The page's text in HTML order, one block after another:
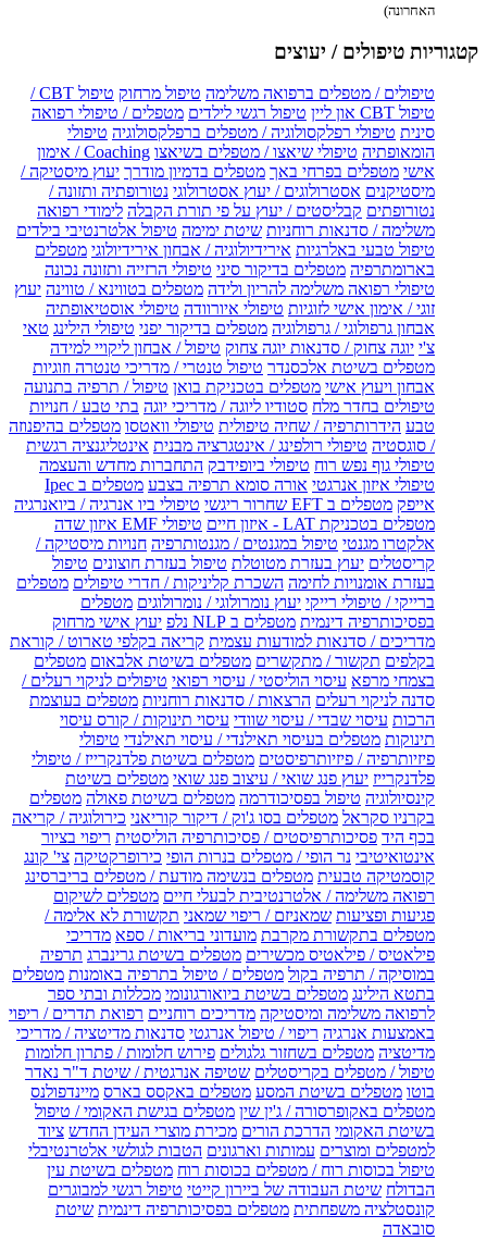
האחרונה)
קטגוריות טיפולים / יעוצים
טיפולים / מטפלים ברפואה משלימה טיפול מרחוק
טיפול CBT /
טיפול CBT און ליין
טיפול רגשי לילדים מטפלים / טיפולי רפואה
סינית טיפולי רפלקסולוגיה / מטפלים ברפלקסולוגיה טיפולי
הומאופתיה טיפולי שיאצו / מטפלים בשיאצו
Coaching / אימון
אישי מטפלים בפרחי באך מטפלים בדמיון מודרך יעוץ מיסטיקה /
מיסטיקנים אסטרולוגים / יעוץ אסטרולוגי נטורופתיה ותזונה /
נטורופתים קבליסטים / יעוץ על פי תורת הקבלה לימודי רפואה
משלימה / סדנאות רוחניות שיטת ימימה טיפול אלטרנטיבי בילדים
טיפול טבעי באלרגיות אירידיולוגיה / אבחון אירידיולוגי מטפלים
בארומתרפיה מטפלים בדיקור סיני טיפולי הרזייה ותזונה נכונה
טיפולי רפואה משלימה להריון ולידה מטפלים בטווינא / טווינה יעוץ
זוגי / אימון אישי לזוגיות טיפולי איורוודה טיפולי אוסטיאופתיה
אבחון גרפולוגי / גרפולוגיה מטפלים בדיקור יפני טיפולי הילינג טאי
צ'י יוגה צחוק / סדנאות יוגה צחוק טיפול / אבחון ליקויי למידה
מטפלים בשיטת אלכסנדר טיפול טנטרי / מדריכי טנטרה וזוגיות
אבחון ויעוץ אישי מטפלים בטכניקת בואן טיפול / תרפיה בתנועה
טיפולים בחדר מלח סטודיו ליוגה / מדריכי יוגה בתי טבע / חנויות
טבע הידרותרפיה / שחיה טיפולית טיפולי וואטסו מטפלים בהיפנוזה
/ סוגסטיה טיפולי רולפינג / אינטגרציה מבנית אינטליגנציה רגשית
טיפולי גוף נפש רוח טיפולי ביופידבק התחברות מחדש והעצמה
טיפולי איזון אנרגטי אורה סומא תרפיה בצבע
מטפלים ב Ipec
אייפק מטפלים ב EFT שחרור ריגשי
טיפולי ביו אנרגיה / ביואנרגיה
מטפלים בטכניקת LAT - איזון חיים
טיפולי EMF איזון שדה
אלקטרו מגנטי טיפול במגנטים / מגנטותרפיה חנויות מיסטיקה /
קריסטלים יעוץ בעזרת מטוטלת טיפול בעזרת חוצונים טיפול
בעזרת אומנויות לחימה השכרת קליניקות / חדרי טיפולים מטפלים
ברייקי / טיפולי רייקי יעוץ נומרולוגי / נומרולוגים מטפלים
בפסיכותרפיה דינמית מטפלים ב NLP נלפ
יעוץ אישי מרחוק
מדריכים / סדנאות למודעות עצמית קריאה בקלפי טארוט / קוראת
בקלפים תקשור / מתקשרים מטפלים בשיטת אלבאום מטפלים
בצמחי מרפא עיסוי הוליסטי / עיסוי רפואי טיפולים לניקוי רעלים /
סדנה לניקוי רעלים הרצאות / סדנאות רוחניות מטפלים בעוצמת
הרכות עיסוי שבדי / עיסוי שוודי עיסוי תינוקות / קורס עיסוי
תינוקות מטפלים בעיסוי תאילנדי / עיסוי תאילנדי טיפולי
פיזיותרפיה / פיזיותרפיסטים מטפלים בשיטת פלדנקרייז / טיפולי
פלדנקרייז יעוץ פנג שואי / עיצוב פנג שואי מטפלים בשיטת
קינסיולוגיה טיפול בפסיכודרמה מטפלים בשיטת פאולה מטפלים
בקרניו סקראל מטפלים בסו ג'וק / דיקור קוריאני כירולוגיה / קריאה
בכף היד פסיכותרפיסטים / פסיכותרפיה הוליסטית ריפוי בציור
אינטואיטיבי נר הופי / מטפלים בנרות הופי כירופרקטיקה צי' קונג
קוסמטיקה טבעית מטפלים בנשימה מודעת / מטפלים בריברסינג
רפואה משלימה / אלטרנטיבית לבעלי חיים מטפלים לשיקום
פגיעות ופציעות שמאניזם / ריפוי שמאני תקשורת לא אלימה /
מטפלים בתקשורת מקרבת מועדוני בריאות / ספא מדריכי
פילאטיס / פילאטיס מכשירים מטפלים בשיטת גרינברג תרפיה
במוסיקה / תרפיה בקול מטפלים / טיפול בתרפיה באומנות מטפלים
בתטא הילינג מטפלים בשיטת ביואורגונומי מכללות ובתי ספר
לרפואה משלימה ומיסטיקה מדריכים רוחניים רפואת תדרים / ריפוי
באמצעות אנרגיה ריפוי / טיפול אנרגטי סדנאות מדיטציה / מדריכי
מדיטציה מטפלים בשחזור גלגולים פירוש חלומות / פתרון חלומות
טיפול / מטפלים בקריסטלים שטיפה אנרגטית / שיטת ד"ר נאדר
בוטו מטפלים בשיטת המסע מטפלים באקסס בארס מיינדפולנס
מטפלים באקופרסורה / ג'ין שין מטפלים בגישת האקומי / טיפול
בשיטת האקומי הדרכת הורים מכירת מוצרי העידן החדש ציוד
למטפלים ומוצרים עמותות וארגונים הטבות לגולשי אלטרנטיבלי
טיפול בכוסות רוח / מטפלים בכוסות רוח מטפלים בשיטת עין
הבדולח שיטת העבודה של ביירון קייטי טיפול רגשי למבוגרים
קונסטלציה משפחתית מטפלים בפסיכותרפיה דינמית שיטת
סובאדה